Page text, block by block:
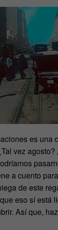
es una
vez agosto?
a cuento
de este
eso sí está
Así que,